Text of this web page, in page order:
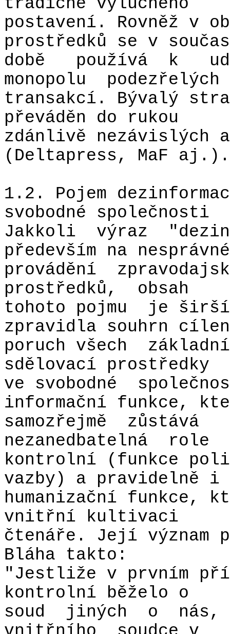
tradičně výlučného
postavení. Rovněž v
prostředků se v
době
používá k
monopolu
podezřelých
transakcí. Bývalý
převáděn do rukou
zdánlivě nezávislých
(Deltapress, MaF aj.).
1.2. Pojem
svobodné společnosti
Jakkoli
výraz
především na nesprávné
provádění
prostředků,
obsah
tohoto pojmu
je širší.
zpravidla souhrn
poruch všech
sdělovací prostředky
ve svobodné
informační funkce,
samozřejmě
zůstává
nezanedbatelná
role
kontrolní (funkce
vazby) a pravidelně i
humanizační funkce,
vnitřní kultivaci
čtenáře. Její význam
Bláha takto:
"Jestliže v prvním
kontrolní běželo o
soud
jiných o
nás,